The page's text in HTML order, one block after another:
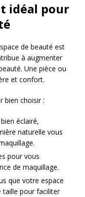
idéal pour
de beauté est
à augmenter
Une pièce ou
et confort.
bien choisir :
éclairé,
naturelle vous
pour vous
de maquillage.
que votre espace
taille pour faciliter